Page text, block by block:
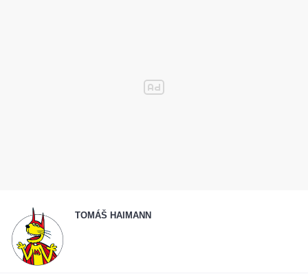
TOMÁŠ HAIMANN